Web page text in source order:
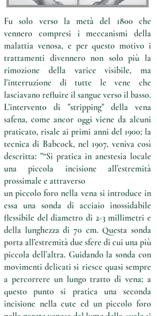
Fu solo verso la metà del 1800 che
vennero compresi i meccanismi della
malattia venosa, e per questo motivo i
trattamenti divennero non solo più la
rimozione della varice visibile, ma
l'interruzione di tutte le vene che
lasciavano refluire il sangue verso il basso.
L'intervento di "stripping" della vena
safena, come ancor oggi viene da alcuni
praticato, risale ai primi anni del 1900; la
tecnica di Babcock, nel 1907, veniva così
descritta: "“Si pratica in anestesia locale
una piccola incisione all’estremità
prossimale e attraverso
un piccolo foro nella vena si introduce in
essa una sonda di acciaio inossidabile
flessibile del diametro di 2-3 millimetri e
della lunghezza di 70 cm. Questa sonda
porta all’estremità due sfere di cui una più
piccola dell’altra. Guidando la sonda con
movimenti delicati si riesce quasi sempre
a percorrere un lungo tratto di vena; a
questo punto si pratica una seconda
incisione nella cute ed un piccolo foro